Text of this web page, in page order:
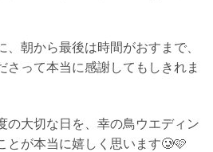
朝から最後は時間がおすまで、
さって本当に感謝してもしきれま
の大切な日を、幸の鳥ウエディン
とが本当に嬉しく思います🥲🩷